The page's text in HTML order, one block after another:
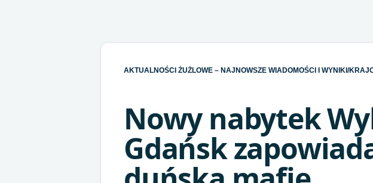
AKTUALNOŚCI ŻUŻLOWE – NAJNOWSZE WIADOMOŚCI I WYNIKI /
Nowy nabytek
Gdańsk